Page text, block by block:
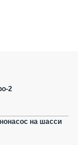
2
на шасси